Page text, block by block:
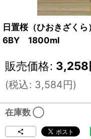
日置桜（ひおきざく
6BY 1800ml
販売価格: 3,258
(税込: 3,584円)
在庫数 ◯